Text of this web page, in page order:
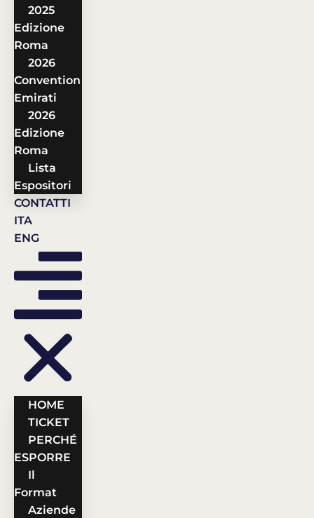
2025
Edizione
Roma
2026
Convention
Emirati
2026
Edizione
Roma
Lista
Espositori
CONTATTI
ITA
ENG
HOME
TICKET
PERCHÉ
ESPORRE
Il
Format
Aziende